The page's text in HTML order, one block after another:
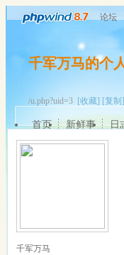
论坛
千军万马的个
/u.php?uid=3 [收藏] [复制]
首页 新鲜事 日
千军万马